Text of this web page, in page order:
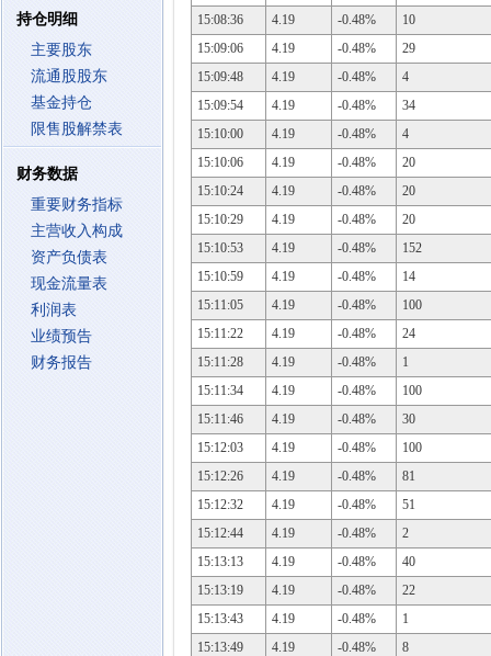
持仓明细
主要股东
流通股股东
基金持仓
限售股解禁表
财务数据
重要财务指标
主营收入构成
资产负债表
现金流量表
利润表
业绩预告
财务报告
15:08:36
4.19 -0.48%
10
15:09:06
4.19 -0.48%
29
15:09:48
4.19 -0.48%
4
15:09:54
4.19 -0.48%
34
15:10:00
4.19 -0.48%
4
15:10:06
4.19 -0.48%
20
15:10:24
4.19 -0.48%
20
15:10:29
4.19 -0.48%
20
15:10:53
4.19 -0.48%
152
15:10:59
4.19 -0.48%
14
15:11:05
4.19 -0.48%
100
15:11:22
4.19 -0.48%
24
15:11:28
4.19 -0.48%
1
15:11:34
4.19 -0.48%
100
15:11:46
4.19 -0.48%
30
15:12:03
4.19 -0.48%
100
15:12:26
4.19 -0.48%
81
15:12:32
4.19 -0.48%
51
15:12:44
4.19 -0.48%
2
15:13:13
4.19 -0.48%
40
15:13:19
4.19 -0.48%
22
15:13:43
4.19 -0.48%
1
15:13:49
4.19 -0.48%
8